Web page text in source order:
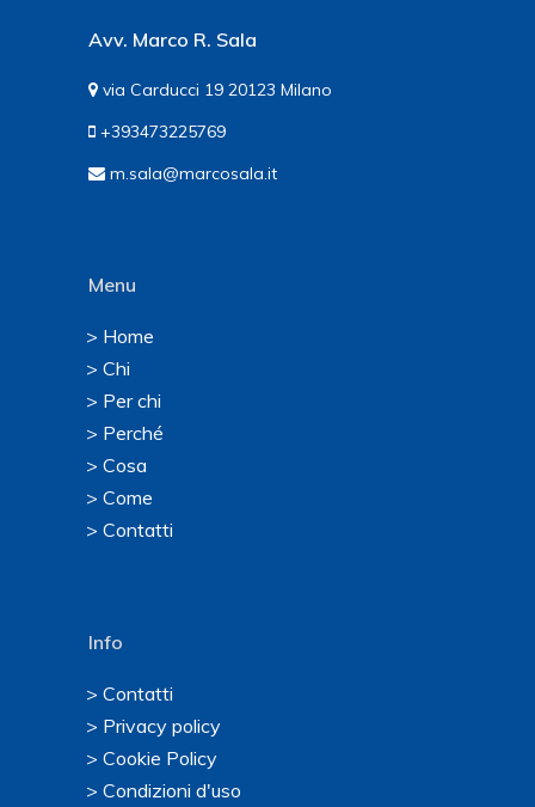
Avv. Marco R. Sala
via Carducci 19 20123 Milano
+393473225769
m.sala@marcosala.it
Menu
> Home
> Chi
> Per chi
> Perché
> Cosa
> Come
> Contatti
Info
> Contatti
> Privacy policy
> Cookie Policy
> Condizioni d'uso